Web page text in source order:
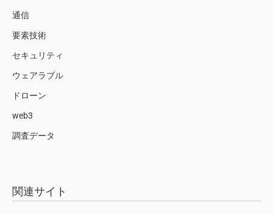
通信
要素技術
セキュリティ
ウェアラブル
ドローン
web3
調査データ
関連サイト